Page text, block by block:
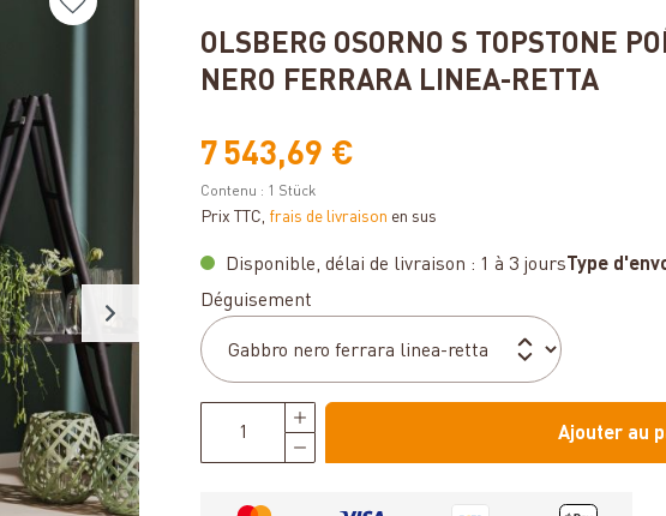
OLSBERG OSORNO S TOPSTONE
NERO FERRARA LINEA-RETTA
7 543,69 €
Contenu : 1 Stück
Prix TTC, frais de livraison en sus
Disponible, délai de livraison : 1 à 3 jours Type
Sélectionnez
Déguisement
Ajouter au